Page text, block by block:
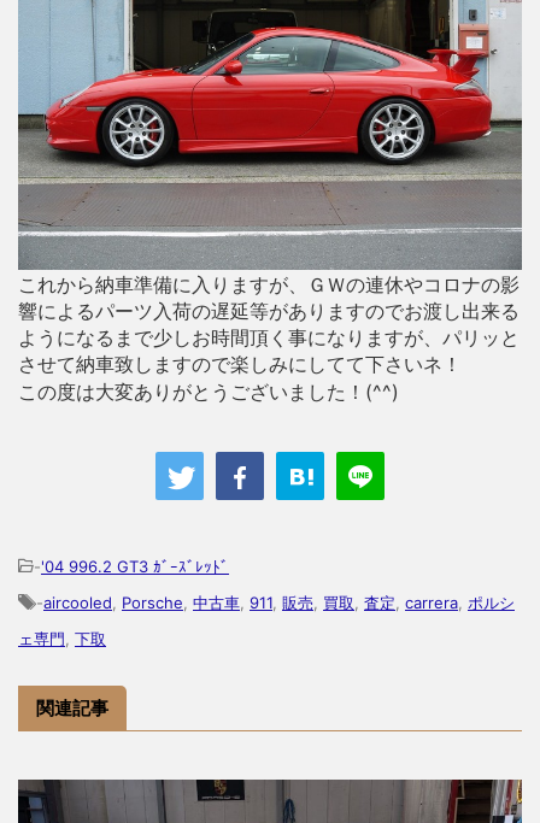
これから納車準備に入りますが、ＧＷの連休やコロナの影
響によるパーツ入荷の遅延等がありますのでお渡し出来る
ようになるまで少しお時間頂く事になりますが、パリッと
させて納車致しますので楽しみにしてて下さいネ！
この度は大変ありがとうございました！(^^)
-'04 996.2 GT3 ｶﾞｰｽﾞﾚｯﾄﾞ
-aircooled Porsche 中古車 911 販売 買取 査定 carrera ポルシ
ェ専門 下取
関連記事